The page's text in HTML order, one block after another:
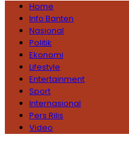
Home
Info Banten
Nasional
Politik
Ekonomi
Lifestyle
Entertainment
Sport
Internasional
Pers Rilis
Video